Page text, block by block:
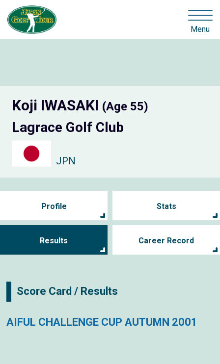
Menu
Koji IWASAKI (Age 55)
Lagrace Golf Club
JPN
Profile Stats
Results Career Record
Score Card / Results
AIFUL CHALLENGE CUP AUTUMN 2001